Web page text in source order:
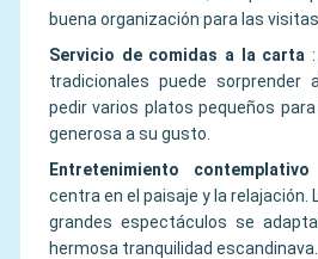
buena organización para las visitas.
Servicio de comidas a la carta :
tradicionales puede sorprender
pedir varios platos pequeños
generosa a su gusto.
Entretenimiento contemplativo
centra en el paisaje y la relajación.
grandes espectáculos se
hermosa tranquilidad escandinava.